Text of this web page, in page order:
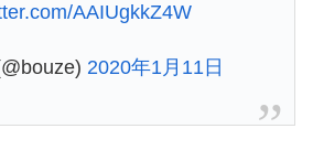
AAIUgkkZ4W
2020年1月11日